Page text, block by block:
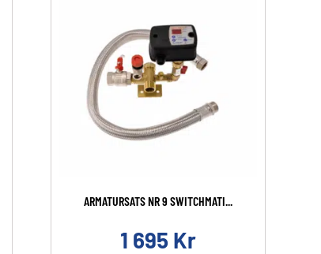
ARMATURSATS NR 9 SWITCHMATI...
1 695 Kr